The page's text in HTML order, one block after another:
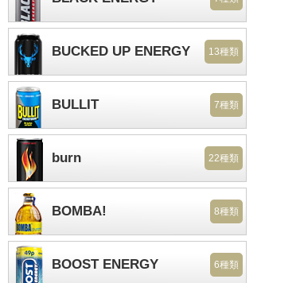
BUCKED UP ENERGY 13種類
BULLIT 7種類
burn 22種類
BOMBA! 8種類
BOOST ENERGY 6種類